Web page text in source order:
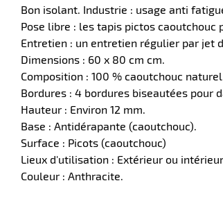
Bon isolant. Industrie : usage anti
Pose libre : les tapis pictos
Entretien : un entretien régulier par jet
Dimensions : 60 x 80 cm cm.
Composition : 100 % caoutchouc
Bordures : 4 bordures biseautées pour
Hauteur : Environ 12 mm.
Base : Antidérapante (caoutchouc).
Surface : Picots (caoutchouc)
Lieux d'utilisation : Extérieur ou
Couleur : Anthracite.